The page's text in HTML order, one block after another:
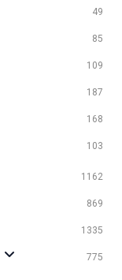
49
85
109
187
168
103
1162
869
1335
775